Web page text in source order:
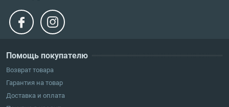
Помощь покупателю
Возврат товара
Гарантия на товар
Доставка и оплата